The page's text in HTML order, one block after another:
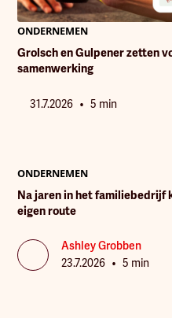
ONDERNEMEN
Grolsch en Gulpener zetten
samenwerking
31.7.2026 • 5 min
ONDERNEMEN
Na jaren in het familiebedrijf
eigen route
Ashley Grobben
23.7.2026 • 5 min